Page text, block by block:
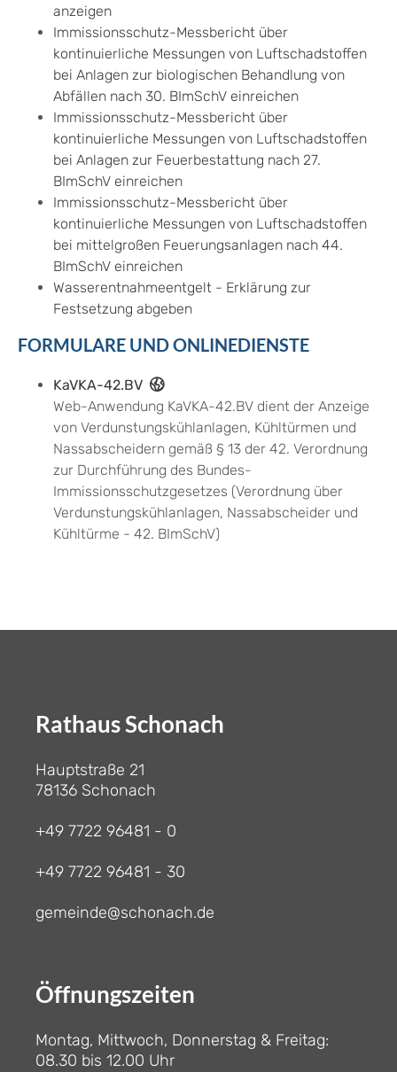
anzeigen
Immissionsschutz-Messbericht über
kontinuierliche Messungen von Luftschadstoffen
bei Anlagen zur biologischen Behandlung von
Abfällen nach 30. BImSchV einreichen
Immissionsschutz-Messbericht über
kontinuierliche Messungen von Luftschadstoffen
bei Anlagen zur Feuerbestattung nach 27.
BImSchV einreichen
Immissionsschutz-Messbericht über
kontinuierliche Messungen von Luftschadstoffen
bei mittelgroßen Feuerungsanlagen nach 44.
BImSchV einreichen
Wasserentnahmeentgelt - Erklärung zur
Festsetzung abgeben
FORMULARE UND ONLINEDIENSTE
KaVKA-42.BV
Web-Anwendung KaVKA-42.BV dient der Anzeige
von Verdunstungskühlanlagen, Kühltürmen und
Nassabscheidern gemäß § 13 der 42. Verordnung
zur Durchführung des Bundes-
Immissionsschutzgesetzes (Verordnung über
Verdunstungskühlanlagen, Nassabscheider und
Kühltürme - 42. BImSchV)
Rathaus Schonach
Hauptstraße 21
78136 Schonach
+49 7722 96481 - 0
+49 7722 96481 - 30
gemeinde@schonach.de
Öffnungszeiten
Montag, Mittwoch, Donnerstag & Freitag:
08.30 bis 12.00 Uhr